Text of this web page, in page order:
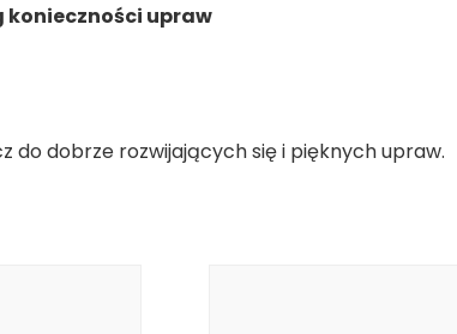
konieczności upraw
do dobrze rozwijających się i pięknych upraw.